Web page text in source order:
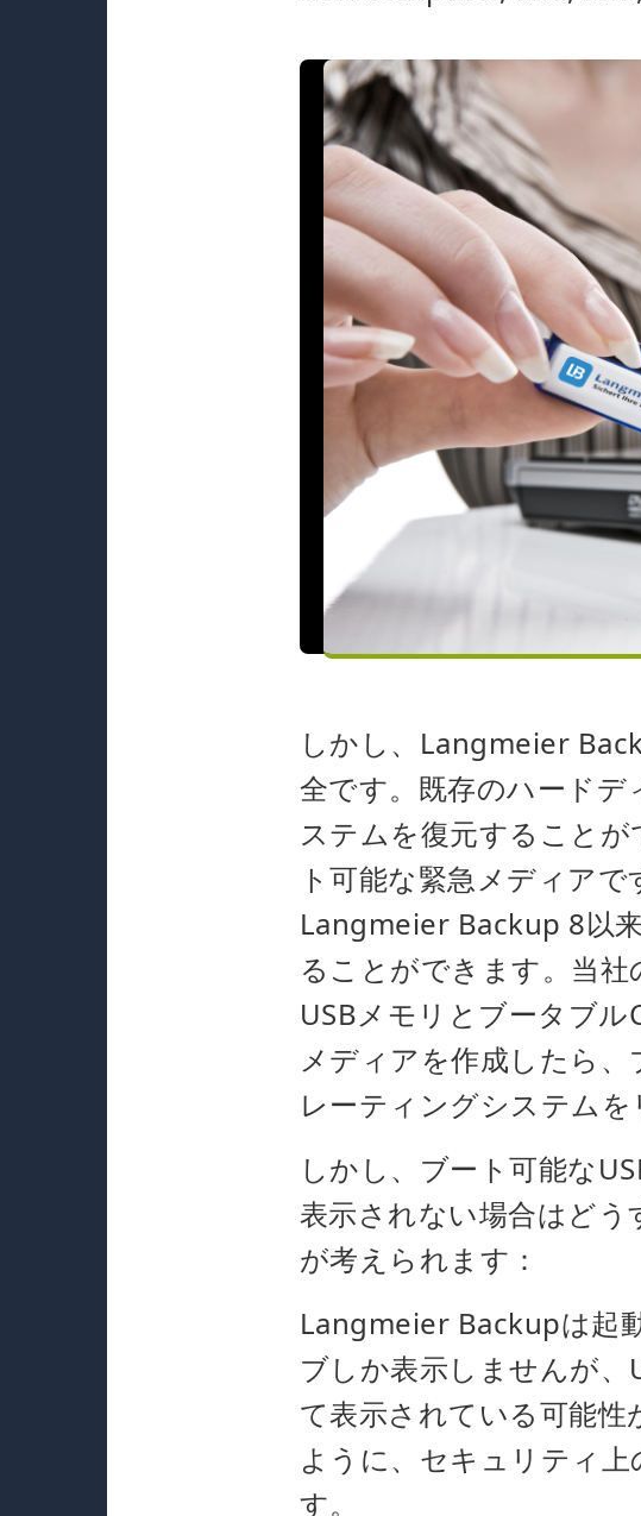
しかし、Langmeier
全です。既存のハード
ステムを復元すること
ト可能な緊急メディアで
Langmeier Backup 8以
ることができます。当
USBメモリとブータブ
メディアを作成したら
レーティングシステムを
しかし、ブート可能な
表示されない場合はど
が考えられます：
Langmeier Backupは起
ブしか表示しませんが
て表示されている可能
ように、セキュリティ
す。